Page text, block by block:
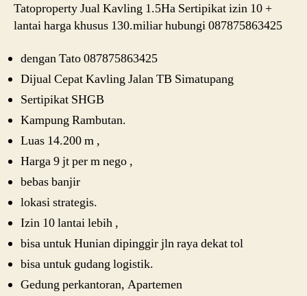
Tatoproperty Jual Kavling 1.5Ha Sertipikat izin 10 +
lantai harga khusus 130.miliar hubungi 087875863425
dengan Tato 087875863425
Dijual Cepat Kavling Jalan TB Simatupang
Sertipikat SHGB
Kampung Rambutan.
Luas 14.200 m ,
Harga 9 jt per m nego ,
bebas banjir
lokasi strategis.
Izin 10 lantai lebih ,
bisa untuk Hunian dipinggir jln raya dekat tol
bisa untuk gudang logistik.
Gedung perkantoran, Apartemen